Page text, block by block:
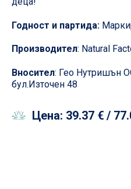
Годност и партида:
Производител: Natural
Вносител: Гео Нутришън
бул.Източен 48
Цена: 39.37 € /